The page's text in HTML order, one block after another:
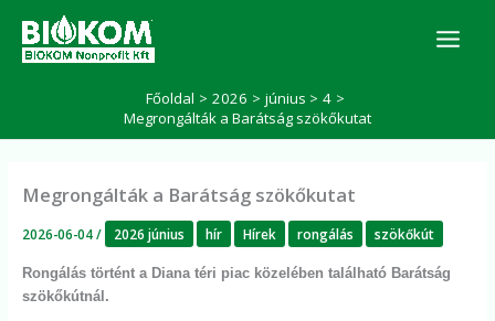
content
Főoldal 2026 június
4
Megrongálták a Barátság szökőkutat
Megrongálták a Barátság szökőkutat
2026-06-04/ 2026 június hír Hírek rongálás szökőkút
Rongálás történt a Diana téri piac közelében található Barátság
szökőkútnál.
e
r
s